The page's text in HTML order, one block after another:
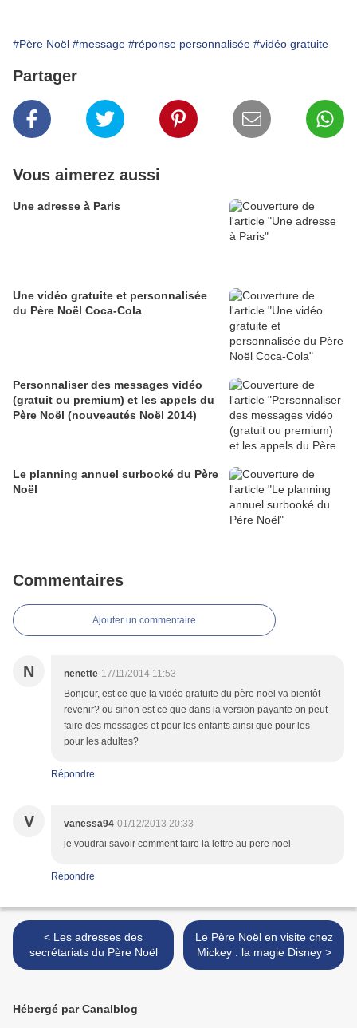
#Père Noël #message #réponse personnalisée #vidéo gratuite
Partager
Vous aimerez aussi
Une adresse à Paris
Une vidéo gratuite et personnalisée
du Père Noël Coca-Cola
Personnaliser des messages vidéo
(gratuit ou premium) et les appels du
Père Noël (nouveautés Noël 2014)
Le planning annuel surbooké du Père
Noël
Commentaires
Ajouter un commentaire
N nenette 17/11/2014 11:53
Bonjour, est ce que la vidéo gratuite du père noël va bientôt
revenir? ou sinon est ce que dans la version payante on peut
faire des messages et pour les enfants ainsi que pour les
pour les adultes?
Répondre
V vanessa94 01/12/2013 20:33
je voudrai savoir comment faire la lettre au pere noel
Répondre
< Les adresses des
secrétariats du Père Noël
Le Père Noël en visite chez
Mickey : la magie Disney >
Hébergé par Canalblog